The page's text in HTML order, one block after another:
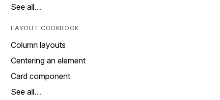
See all…
LAYOUT COOKBOOK
Column layouts
Centering an element
Card component
See all…